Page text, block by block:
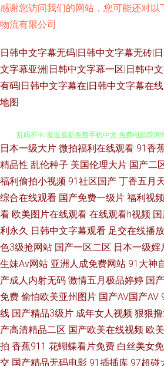
感谢您访问我们的网站，您可能还对
物流有限公司
日韩中文字幕无码|日韩中文字幕无砖|
文字幕亚洲|日韩中文字幕一区|日韩中
有码|日韩中文字幕在|日韩中文字幕在
地图
西西人体大胆 91蜜臀在线观看 人人色人人色
乱码不卡 最近最新免费手机中文 免费电影院
影 单机游戏 日韩欧美国产精品 成全高清 日韩
理网站 超碰免费进入 欧亚a级一级 97热超碰
熟女 两性蜜桃午夜剧场 原来的神马电影完整版
二区国 九九黄视西瓜 亚洲社区 国产污网站免费
臿免费视频 熟女人妻影音先锋 疯狂添女 日韩
观看视 99热在线免费 男人搞b影院在线 在线视
日本一级大片 微拍福利在线观看 91香
精品性 乱伦种子 美国伦理大片 国产二
福利偷拍小视频 91社区国产 丁香五月
综合在线观看 国产免费一级片 福利视
看 欧美图片在线观看 在线观看h视频
利永久 日韩中文字幕观看 足交在线播
色3级抢网站 国产一区二区 日本一级婬
生妹Av网站 亚洲人成免费网站 91大神
产成人内射无码 激情五月极品婷婷 国
免费 偷怕欧美亚州图片 国产AV国产AV
线 国产精品3级片 成年女人视频 狠狠
产高清精品二区 国产欧美在线视频 欧
拍 香蕉911 花蝴蝶看片免费 白丝美女
交 国产精品无码电影 91插插库 97超碰